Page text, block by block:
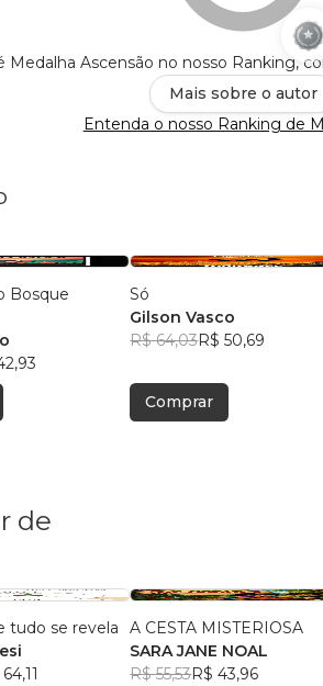
Medalha Ascensão no nosso Ranking,
Mais sobre o autor
Entenda o nosso Ranking de
Bosque
Só
Gilson Vasco
R$ 64,03R$ 50,69
Comprar
de
tudo se revela
A CESTA MISTERIOSA
SARA JANE NOAL
R$ 55,53R$ 43,96